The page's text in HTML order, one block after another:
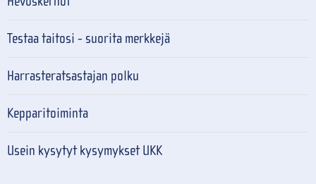
Testaa taitosi - suorita merkkejä
Harrasteratsastajan polku
Kepparitoiminta
Usein kysytyt kysymykset UKK